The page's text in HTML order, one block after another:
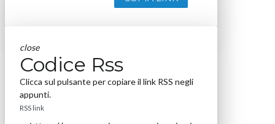
close
Codice Rss
Clicca sul pulsante per copiare il link RSS negli
appunti.
RSS link